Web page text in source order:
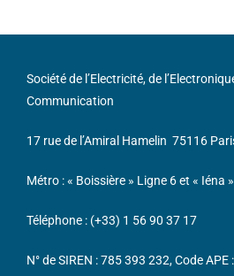
Société de l’Electricité, de
Communication
17 rue de l’Amiral Hamelin 75116
Métro : « Boissière » Ligne 6 et « Iéna
Téléphone : (+33) 1 56 90 37 17
N° de SIREN : 785 393 232, Code